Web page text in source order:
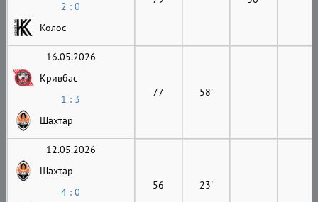
2 : 0
Колос
16.05.2026
Кривбас
1 : 3
Шахтар
77 58'
12.05.2026
Шахтар
4 : 0
56 23'